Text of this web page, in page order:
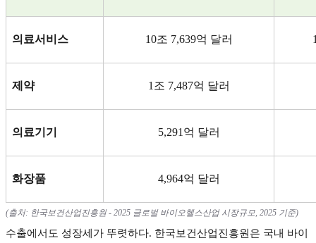
의료서비스 10조 7,639억 달러
제약 1 조 7,487억 달러
의료기기 5,291 억 달러
화장품 4,964억 달러
(출처: 한국보건산업진흥원- 2025 글로벌 바이오헬스산업 시장규모 , 2025 기준)
수출에서도 성장세가 뚜렷하다. 한국보건산업진흥원은 국내 바이